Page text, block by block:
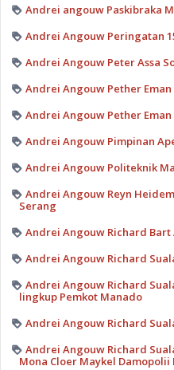
Andrei angouw Paskibraka
Andrei Angouw Peringatan
Andrei Angouw Peter Assa
Andrei Angouw Pether Eman
Andrei Angouw Pether Eman
Andrei Angouw Pimpinan
Andrei Angouw Politeknik
Andrei Angouw Reyn
Serang
Andrei Angouw Richard Bart
Andrei Angouw Richard
Andrei Angouw Richard
lingkup Pemkot Manado
Andrei Angouw Richard
Andrei Angouw Richard
Mona Cloer Maykel Damopolii